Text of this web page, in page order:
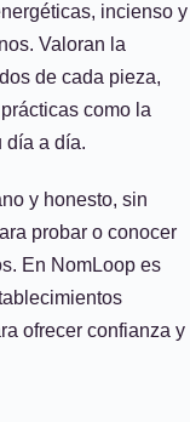
incienso y
Valoran la
de cada pieza,
como la
día a día.
y honesto, sin
probar o conocer
En NomLoop es
ofrecer confianza y